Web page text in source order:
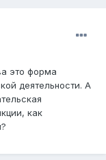
это форма
деятельности. А
как